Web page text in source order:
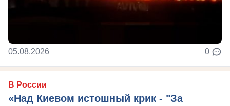
05.08.2026 0
В России
«Над Киевом истошный крик - "За